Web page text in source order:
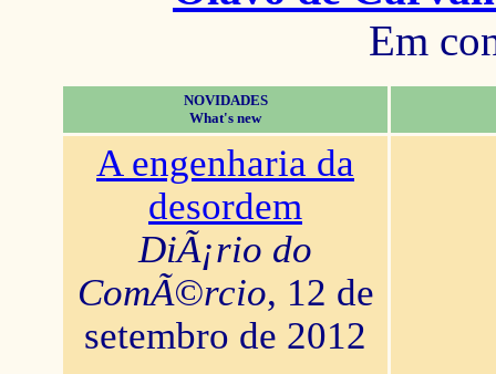
Em
NOVIDADES
What's new
A engenharia da
desordem
DiÃ¡rio do
ComÃ©rcio, 12 de
setembro de 2012